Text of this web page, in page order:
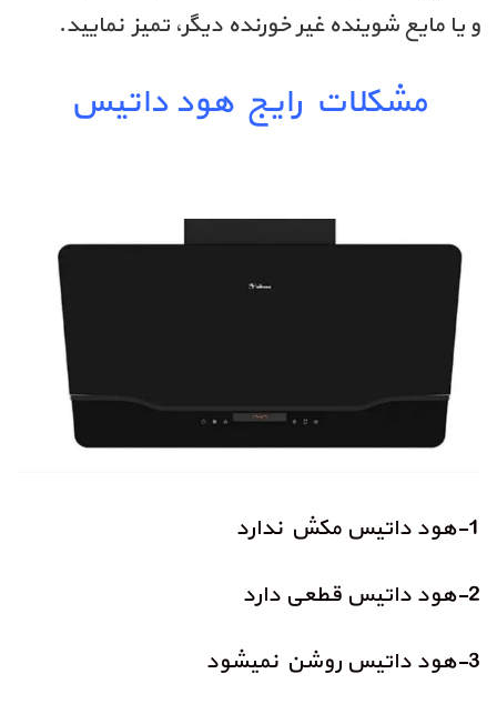
و یا مایع شوینده غیر خورنده دیگر، تمیز نمایید.
مشکلات رایج هود داتیس
1-هود داتیس مکش ندارد
2-هود داتیس قطعی دارد
3-هود داتیس روشن نمیشود